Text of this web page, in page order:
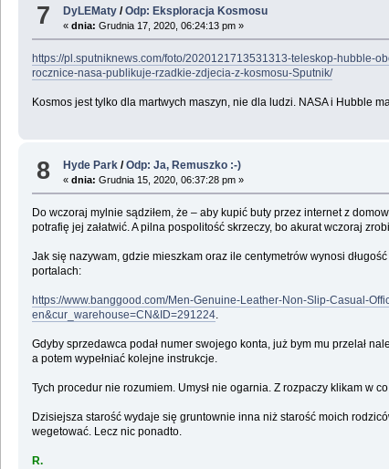
7 DyLEMaty /Odp: Eksploracja Kosmosu
«dnia: Grudnia 17, 2020, 06:24:13 pm »
https://pl.sputniknews.com/foto/2020121713531313-teleskop-hubble-
rocznice-nasa-publikuje-rzadkie-zdjecia-z-kosmosu-Sputnik/
Kosmos jest tylko dla martwych maszyn, nie dla ludzi. NASA i Hubble
8 Hyde Park /Odp: Ja, Remuszko :-)
«dnia: Grudnia 15, 2020, 06:37:28 pm »
Do wczoraj mylnie sądziłem, że – aby kupić buty przez internet z
potrafię jej załatwić. A pilna pospolitość skrzeczy, bo akurat wczoraj
Jak się nazywam, gdzie mieszkam oraz ile centymetrów wynosi
portalach:
https://www.banggood.com/Men-Genuine-Leather-Non-Slip-Casual-
en&cur_warehouse=CN&ID=291224.
Gdyby sprzedawca podał numer swojego konta, już bym mu przelał
a potem wypełniać kolejne instrukcje.
Tych procedur nie rozumiem. Umysł nie ogarnia. Z rozpaczy klikam w
Dzisiejsza starość wydaje się gruntownie inna niż starość moich
wegetować. Lecz nic ponadto.
R.